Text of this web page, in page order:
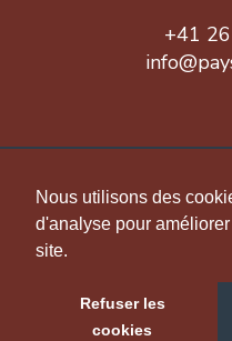
Nous utilisons des
d'analyse pour
site.
Refuser les
cookies
+41